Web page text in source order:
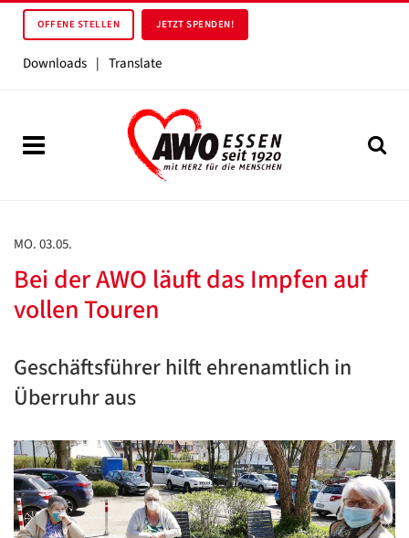
OFFENE STELLEN JETZT SPENDEN!
Downloads | Translate
MO. 03.05.
Bei der AWO läuft das Impfen auf
vollen Touren
Geschäftsführer hilft ehrenamtlich in
Überruhr aus